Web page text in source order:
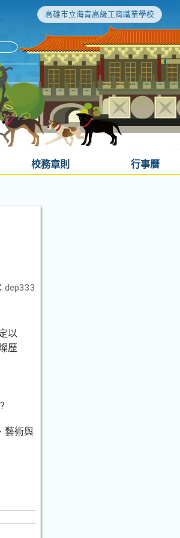
高雄市立海青高級工商職業學校
校務章則 行事曆
dep333
以
歷
藝術與